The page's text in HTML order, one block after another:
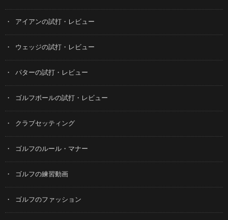
アイアンの試打・レビュー
ウェッジの試打・レビュー
パターの試打・レビュー
ゴルフボールの試打・レビュー
クラブセッティング
ゴルフのルール・マナー
ゴルフの練習動画
ゴルフのファッション